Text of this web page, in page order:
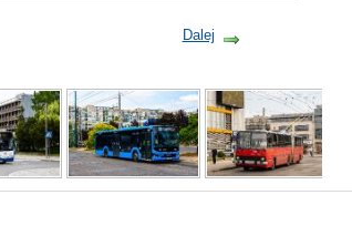
Dalej